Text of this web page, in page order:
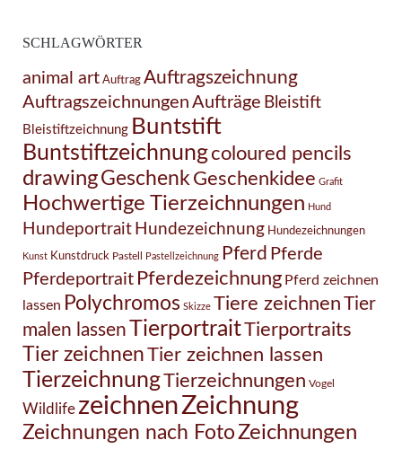
SCHLAGWÖRTER
animal art Auftrag Auftragszeichnung
Auftragszeichnungen Aufträge Bleistift
Bleistiftzeichnung Buntstift
Buntstiftzeichnungcoloured pencils
drawingGeschenkGeschenkidee Grafit
Hochwertige Tierzeichnungen Hund
Hundeportrait Hundezeichnung Hundezeichnungen
Kunst Kunstdruck Pastell Pastellzeichnung Pferd Pferde
Pferdeportrait Pferdezeichnung Pferd zeichnen
lassen Polychromos Skizze Tiere zeichnenTier
malen lassenTierportraitTierportraits
Tier zeichnenTier zeichnen lassen
TierzeichnungTierzeichnungen Vogel
WildlifezeichnenZeichnung
Zeichnungen nach FotoZeichnungen